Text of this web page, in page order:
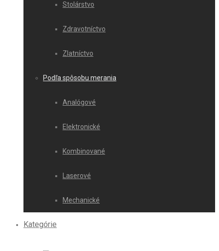
Stolárstvo
Zdravotníctvo
Zlatníctvo
Podľa spôsobu merania
Analógové
Elektronické
Kombinované
Laserové
Mechanické
Kategórie